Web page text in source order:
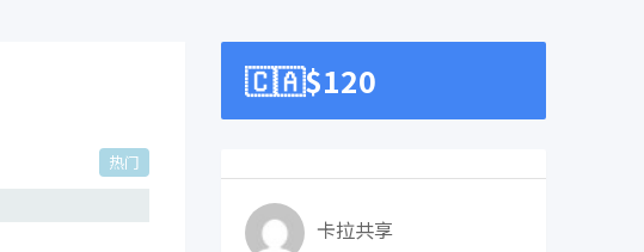
热门
🇨🇦$120
卡拉共享